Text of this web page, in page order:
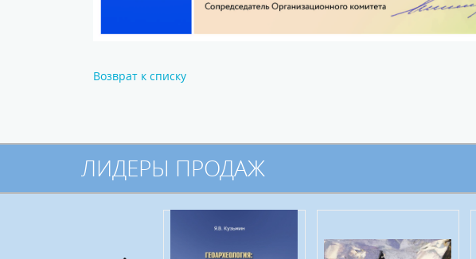
Возврат к списку
ЛИДЕРЫ ПРОДАЖ